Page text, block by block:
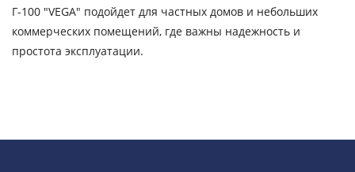
Г-100 "VEGA" подойдет для частных домов и небольших
коммерческих помещений, где важны надежность и
простота эксплуатации.